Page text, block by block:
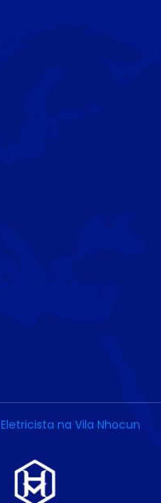
Eletricista na Vila Nhocun